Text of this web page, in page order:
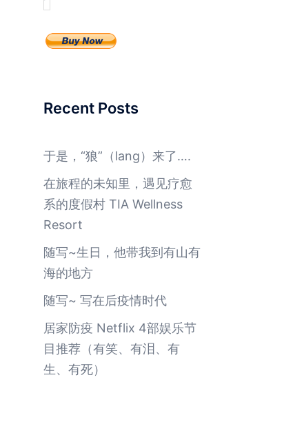
Recent Posts
于是，“狼”（lang）来了….
在旅程的未知里，遇见疗愈
系的度假村 TIA Wellness
Resort
随写~生日，他带我到有山有
海的地方
随写~ 写在后疫情时代
居家防疫 Netflix 4部娱乐节
目推荐（有笑、有泪、有
生、有死）